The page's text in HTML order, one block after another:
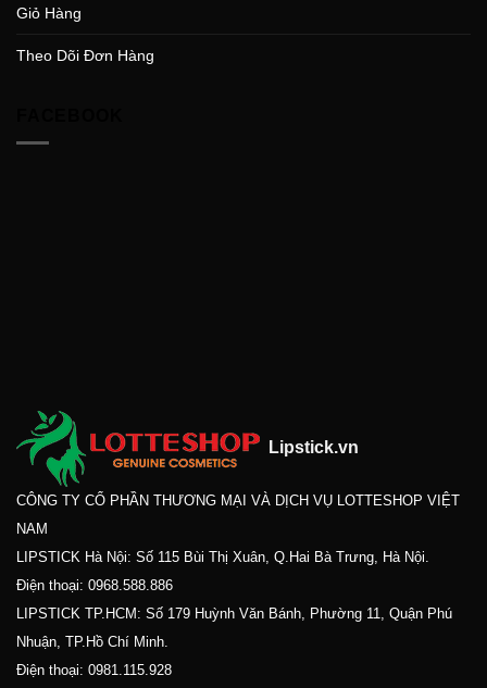
Giỏ Hàng
Theo Dõi Đơn Hàng
Lipstick.vn
CÔNG TY CỔ PHẦN THƯƠNG MẠI VÀ DỊCH VỤ LOTTESHOP VIỆT
NAM
LIPSTICK Hà Nội: Số 115 Bùi Thị Xuân, Q.Hai Bà Trưng, Hà Nội.
Điện thoại: 0968.588.886
LIPSTICK TP.HCM: Số 179 Huỳnh Văn Bánh, Phường 11, Quận Phú
Nhuận, TP.Hồ Chí Minh.
Điện thoại: 0981.115.928